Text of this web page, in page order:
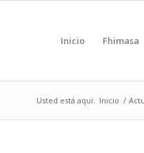
Inicio Fhimasa
Usted está aquí: Inicio /